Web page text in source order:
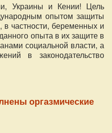
Украины и Кении! Цель
опытом защиты
частности, беременных и
опыта в их защите в
социальной власти, а
в законодательство
оргазмические